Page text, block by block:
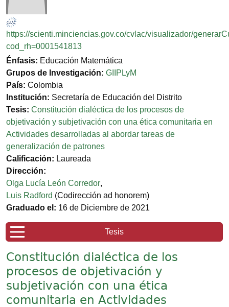
https://scienti.minciencias.gov.co/cvlac/visualizador/
cod_rh=0001541813
Énfasis: Educación Matemática
Grupos de Investigación: GIIPLyM
País: Colombia
Institución: Secretaría de Educación del Distrito
Tesis: Constitución dialéctica de los procesos de
objetivación y subjetivación con una ética comunitaria en
Actividades desarrolladas al abordar tareas de
generalización de patrones
Calificación: Laureada
Dirección:
Olga Lucía León Corredor,
Luis Radford (Codirección ad honorem)
Graduado el: 16 de Diciembre de 2021
Tesis
Constitución dialéctica de los
procesos de objetivación y
subjetivación con una ética
comunitaria en Actividades